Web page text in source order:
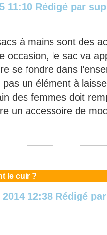
11:10 Rédigé par
à mains sont des
occasion, le sac va
se fondre dans
pas un élément à
des femmes doit
un accessoire de
le cuir ?
12:38 Rédigé